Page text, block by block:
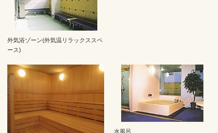
外気浴ゾーン(外気温リラックススペ
ース)
水風呂